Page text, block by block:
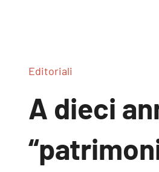
Editoriali
A dieci